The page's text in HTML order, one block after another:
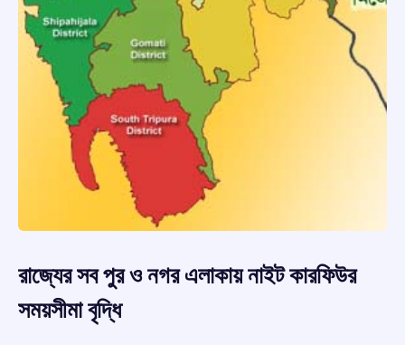
রাজ্যের সব পুর ও নগর এলাকায় নাইট কারফিউর
সময়সীমা বৃদ্ধি